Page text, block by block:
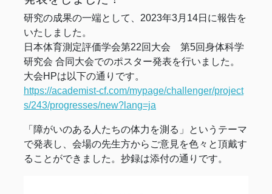
研究の成果の一端として、2023年3月14日に報告を
いたしました。
日本体育測定評価学会第22回大会 第5回身体科学
研究会 合同大会でのポスター発表を行いました。
大会HPは以下の通りです。
https://academist-cf.com/mypage/challenger/project
s/243/progresses/new?lang=ja
「障がいのある人たちの体力を測る」というテーマ
で発表し、会場の先生方からご意見を色々と頂戴す
ることができました。抄録は添付の通りです。